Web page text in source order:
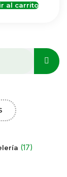
al carrito
(17)